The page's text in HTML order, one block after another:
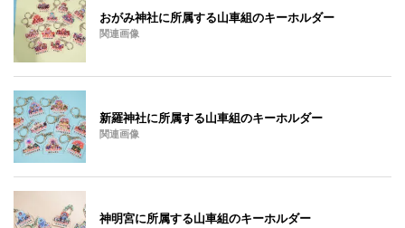
おがみ神社に所属する山車組のキーホルダー
関連画像
新羅神社に所属する山車組のキーホルダー
関連画像
神明宮に所属する山車組のキーホルダー